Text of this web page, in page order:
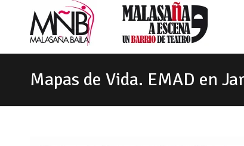
Mapas de Vida. EMAD en